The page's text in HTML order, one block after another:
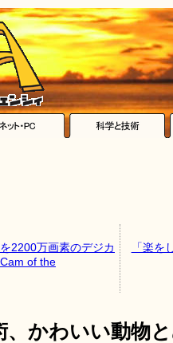
2200万画素のデジカ
of the
「楽を
、かわいい動物